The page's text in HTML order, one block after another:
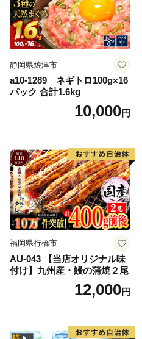
静岡県焼津市
a10-1289 ネギトロ100g×16
パック 合計1.6kg
10,000円
福岡県行橋市
AU-043 【当店オリジナル味
付け】九州産・鰻の蒲焼２尾
12,000円